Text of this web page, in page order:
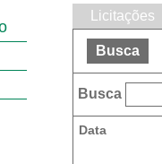
Licitações
Busca
Busca
Data